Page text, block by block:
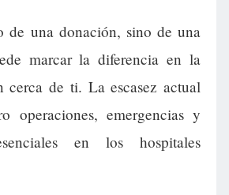
de una donación, sino de una
marcar la diferencia en la
cerca de ti. La escasez actual
operaciones, emergencias y
en los hospitales